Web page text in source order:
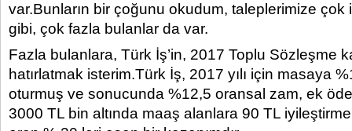
var.Bunların bir çoğunu okudum, taleplerimize çok
gibi, çok fazla bulanlar da var.
Fazla bulanlara, Türk İş’in, 2017 Toplu Sözleşme
hatırlatmak isterim.Türk İş, 2017 yılı için masaya
oturmuş ve sonucunda %12,5 oransal zam, ek
3000 TL bin altında maaş alanlara 90 TL iyileştirme